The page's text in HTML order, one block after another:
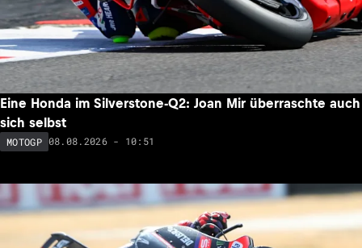
Eine Honda im Silverstone-Q2: Joan Mir überraschte auch
sich selbst
MOTOGP 08.08.2026 - 10:51